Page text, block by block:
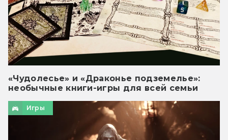
«Чудолесье» и «Драконье подземелье»:
необычные книги-игры для всей семьи
Игры